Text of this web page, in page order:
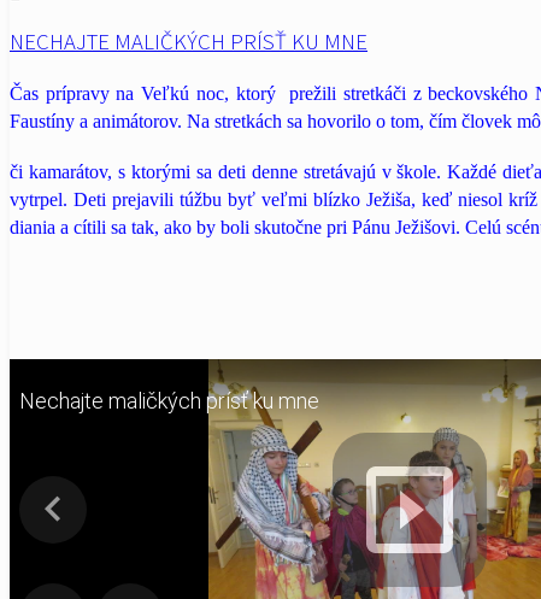
NECHAJTE MALIČKÝCH PRÍSŤ KU MNE
Čas prípravy na Veľkú noc, ktorý prežili stretkáči z beckovského
Faustíny a animátorov. Na stretkách sa hovorilo o tom, čím človek
či kamarátov, s ktorými sa deti dennestretávajú v škole. Každé
vytrpel. Deti prejavili túžbu byť veľmi blízko Ježiša, keď niesol
diania a cítili sa tak, ako by boli skutočne pri Pánu Ježišovi. Celú
Nechajte maličkých prísť ku mne